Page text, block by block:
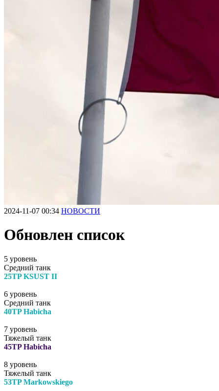
2024-11-07 00:34 НОВОСТИ
Обновлен список
5 уровень
Средний танк
25TP KSUST II
6 уровень
Средний танк
40TP Habicha
7 уровень
Тяжелый танк
45TP Habicha
8 уровень
Тяжелый танк
53TP Markowskiego